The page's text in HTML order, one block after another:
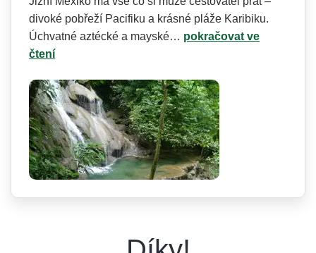
divoké pobřeží Pacifiku a krásné pláže Karibiku.
Úchvatné aztécké a mayské… pokračovat ve
čtení